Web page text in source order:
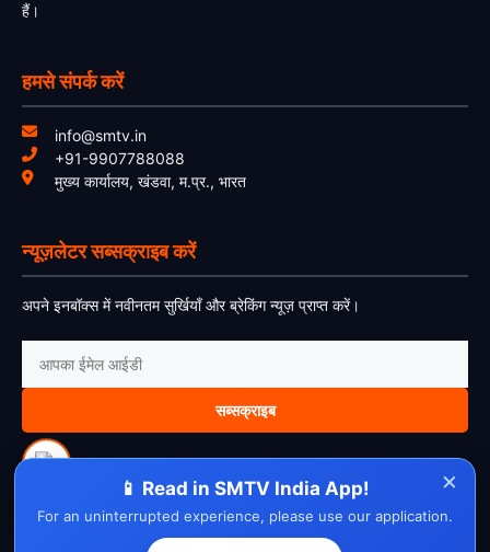
हैं।
हमसे संपर्क करें
info@smtv.in
+91-9907788088
मुख्य कार्यालय, खंडवा, म.प्र., भारत
न्यूज़लेटर सब्सक्राइब करें
अपने इनबॉक्स में नवीनतम सुर्खियाँ और ब्रेकिंग न्यूज़ प्राप्त करें।
सब्सक्राइब
About UsContact Us DisclaimerPrivacy PolicyCookie Policy
×
📱 Read in SMTV India App!
For an uninterrupted experience, please use our application.